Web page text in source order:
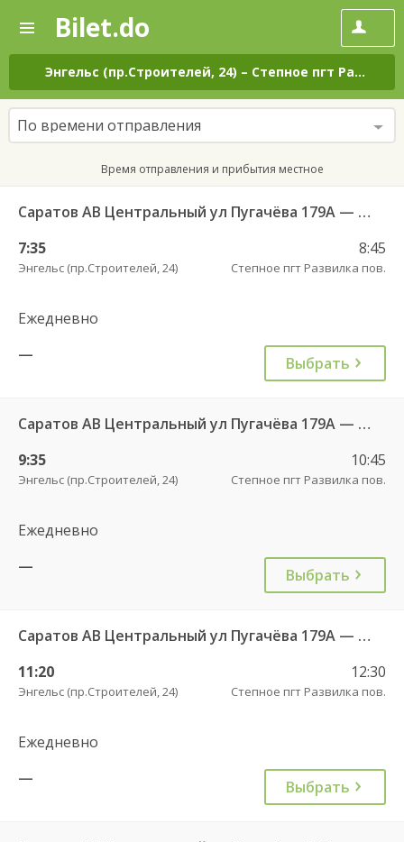
—
Поиск
и
покупка
билетов
на
автобус
онлайн
Bilet.do
Энгельс (пр.Строителей, 24) – Степное пгт Развилка пов.
По времени отправления
Время отправления и прибытия местное
Саратов АВ Центральный ул Пугачёва 179А — Степное рп (ул Октябрьская 25)
7:35
Энгельс (пр.Строителей, 24)
8:45
Степное пгт Развилка пов.
Ежедневно
—
Выбрать
Саратов АВ Центральный ул Пугачёва 179А — Степное рп (ул Октябрьская 25)
9:35
Энгельс (пр.Строителей, 24)
10:45
Степное пгт Развилка пов.
Ежедневно
—
Выбрать
Саратов АВ Центральный ул Пугачёва 179А — Степное рп (ул Октябрьская 25)
11:20
Энгельс (пр.Строителей, 24)
12:30
Степное пгт Развилка пов.
Ежедневно
—
Выбрать